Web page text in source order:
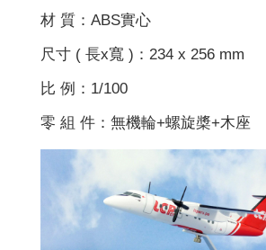
材 質：ABS實心
尺寸 ( 長x寬 )：234 x 256 mm
比 例：1/100
零 組 件：無機輪+螺旋槳+木座